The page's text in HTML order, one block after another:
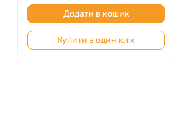
Додати в кошик
Купити в один клік